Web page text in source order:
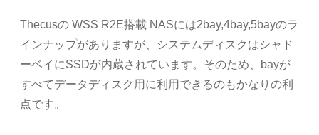
Thecusの WSS R2E搭載 NASには2bay,4bay,5bayのラ
インナップがありますが、システムディスクはシャド
ーベイにSSDが内蔵されています。そのため、bayが
すべてデータディスク用に利用できるのもかなりの利
点です。